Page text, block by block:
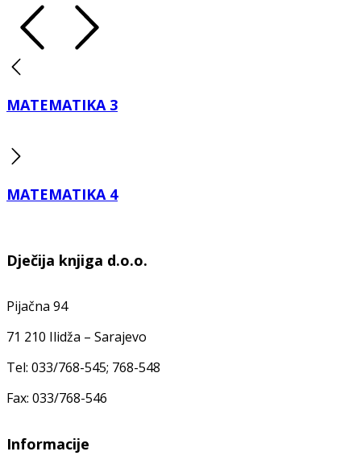
MATEMATIKA 3
MATEMATIKA 4
Dječija knjiga d.o.o.
Pijačna 94
71 210 Ilidža – Sarajevo
Tel: 033/768-545; 768-548
Fax: 033/768-546
Informacije